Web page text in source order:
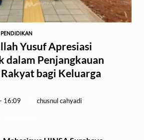
PENDIDIKAN
Yusuf Apresiasi
dalam Penjangkauan
bagi Keluarga
16:09 chusnul cahyadi